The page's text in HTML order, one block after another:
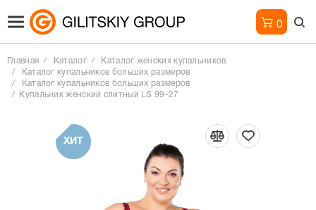
0
Главная Каталог
Каталог женских купальников
Каталог купальников больших размеров
Каталог купальников больших размеров
Купальник женский слитный LS 99-27
ХИТ